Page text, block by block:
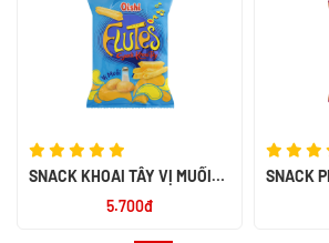
SNACK KHOAI TÂY VỊ MUỐI
5.700đ
SNACK